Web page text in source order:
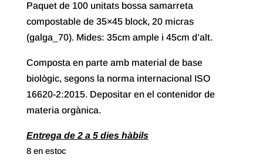
Paquet de 100 unitats bossa samarreta
compostable de 35×45 block, 20 micras
(galga_70). Mides: 35cm ample i 45cm d’alt.
Composta en parte amb material de base
biològic, segons la norma internacional ISO
16620-2:2015. Depositar en el contenidor de
materia orgànica.
Entrega de 2 a 5 dies hàbils
8 en estoc